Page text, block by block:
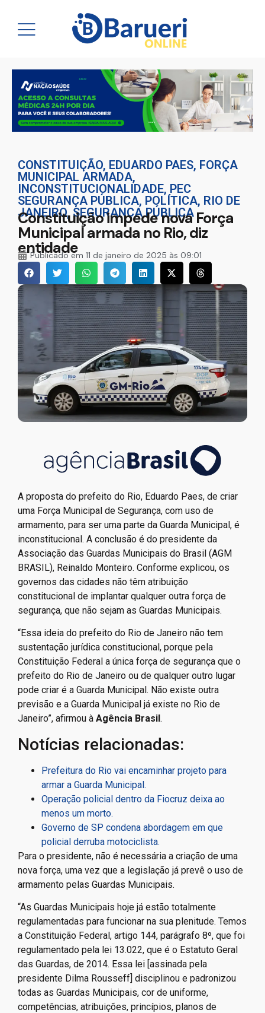
CONSTITUIÇÃO, EDUARDO PAES, FORÇA
MUNICIPAL ARMADA,
INCONSTITUCIONALIDADE, PEC
SEGURANÇA PÚBLICA, POLÍTICA, RIO DE
JANEIRO, SEGURANÇA PÚBLICA
Constituição impede nova Força
Municipal armada no Rio, diz
entidade
Publicado em 11 de janeiro de 2025 às 09:01
A proposta do prefeito do Rio, Eduardo Paes, de criar
uma Força Municipal de Segurança, com uso de
armamento, para ser uma parte da Guarda Municipal, é
inconstitucional. A conclusão é do presidente da
Associação das Guardas Municipais do Brasil (AGM
BRASIL), Reinaldo Monteiro. Conforme explicou, os
governos das cidades não têm atribuição
constitucional de implantar qualquer outra força de
segurança, que não sejam as Guardas Municipais.
“Essa ideia do prefeito do Rio de Janeiro não tem
sustentação jurídica constitucional, porque pela
Constituição Federal a única força de segurança que o
prefeito do Rio de Janeiro ou de qualquer outro lugar
pode criar é a Guarda Municipal. Não existe outra
previsão e a Guarda Municipal já existe no Rio de
Janeiro”, afirmou à Agência Brasil .
Notícias relacionadas:
Prefeitura do Rio vai encaminhar projeto para
armar a Guarda Municipal.
Operação policial dentro da Fiocruz deixa ao
menos um morto.
Governo de SP condena abordagem em que
policial derruba motociclista.
Para o presidente, não é necessária a criação de uma
nova força, uma vez que a legislação já prevê o uso de
armamento pelas Guardas Municipais.
“As Guardas Municipais hoje já estão totalmente
regulamentadas para funcionar na sua plenitude. Temos
a Constituição Federal, artigo 144, parágrafo 8º, que foi
regulamentado pela lei 13.022, que é o Estatuto Geral
das Guardas, de 2014. Essa lei [assinada pela
presidente Dilma Rousseff] disciplinou e padronizou
todas as Guardas Municipais, cor de uniforme,
competências, atribuições, princípios, planos de